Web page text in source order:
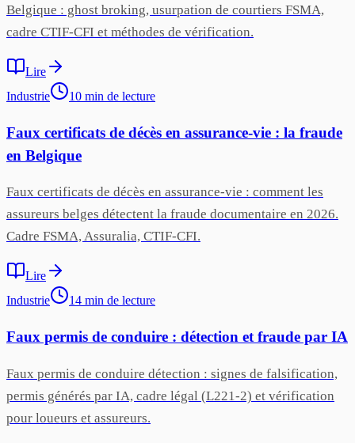
Belgique : ghost broking, usurpation de courtiers FSMA,
cadre CTIF-CFI et méthodes de vérification.
Lire
Industrie
10 min de lecture
Faux certificats de décès en assurance-vie : la fraude
en Belgique
Faux certificats de décès en assurance-vie : comment les
assureurs belges détectent la fraude documentaire en 2026.
Cadre FSMA, Assuralia, CTIF-CFI.
Lire
Industrie
14 min de lecture
Faux permis de conduire : détection et fraude par IA
Faux permis de conduire détection : signes de falsification,
permis générés par IA, cadre légal (L221-2) et vérification
pour loueurs et assureurs.